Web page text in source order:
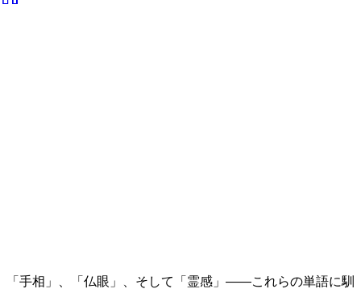
「手相」、「仏眼」、そして「霊感」――これらの単語に馴